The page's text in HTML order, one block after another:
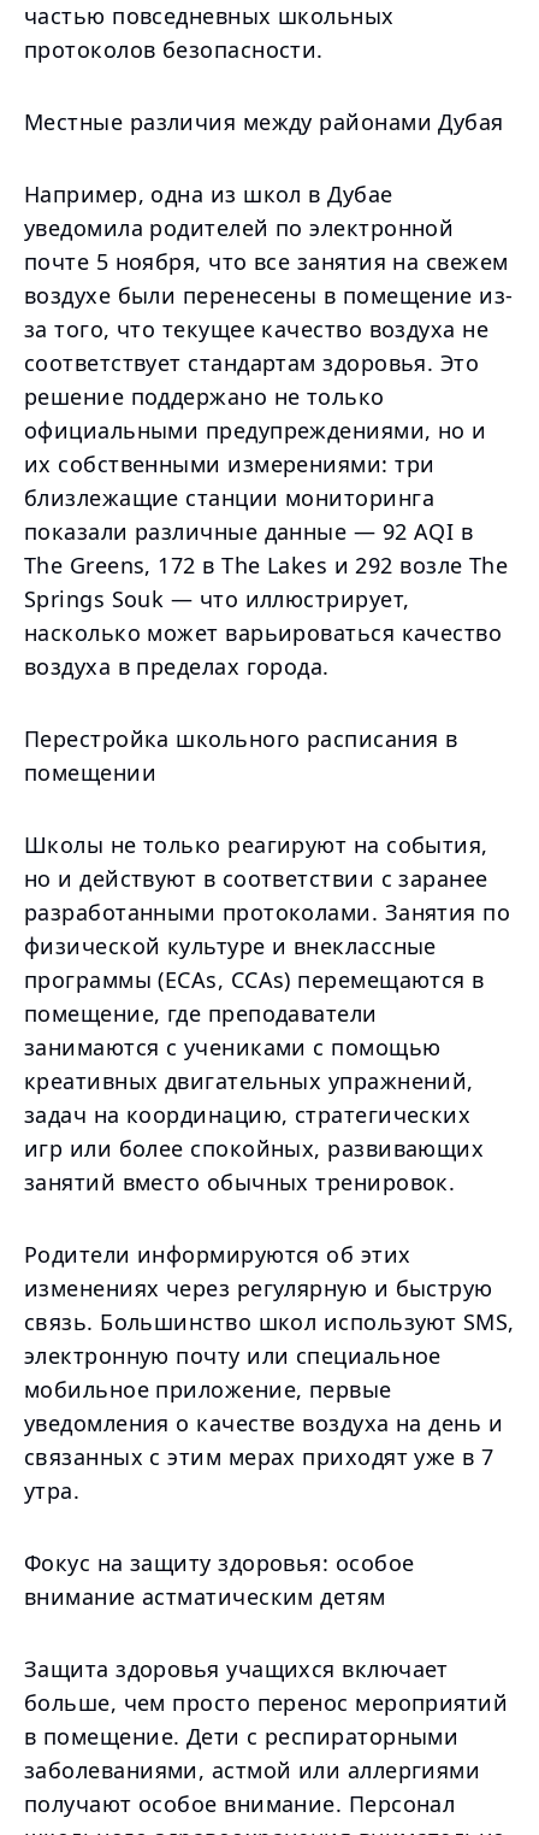
частью повседневных школьных
протоколов безопасности.
Местные различия между районами Дубая
Например, одна из школ в Дубае
уведомила родителей по электронной
почте 5 ноября, что все занятия на свежем
воздухе были перенесены в помещение из-
за того, что текущее качество воздуха не
соответствует стандартам здоровья. Это
решение поддержано не только
официальными предупреждениями, но и
их собственными измерениями: три
близлежащие станции мониторинга
показали различные данные — 92 AQI в
The Greens, 172 в The Lakes и 292 возле The
Springs Souk — что иллюстрирует,
насколько может варьироваться качество
воздуха в пределах города.
Перестройка школьного расписания в
помещении
Школы не только реагируют на события,
но и действуют в соответствии с заранее
разработанными протоколами. Занятия по
физической культуре и внеклассные
программы (ECAs, CCAs) перемещаются в
помещение, где преподаватели
занимаются с учениками с помощью
креативных двигательных упражнений,
задач на координацию, стратегических
игр или более спокойных, развивающих
занятий вместо обычных тренировок.
Родители информируются об этих
изменениях через регулярную и быструю
связь. Большинство школ используют SMS,
электронную почту или специальное
мобильное приложение, первые
уведомления о качестве воздуха на день и
связанных с этим мерах приходят уже в 7
утра.
Фокус на защиту здоровья: особое
внимание астматическим детям
Защита здоровья учащихся включает
больше, чем просто перенос мероприятий
в помещение. Дети с респираторными
заболеваниями, астмой или аллергиями
получают особое внимание. Персонал